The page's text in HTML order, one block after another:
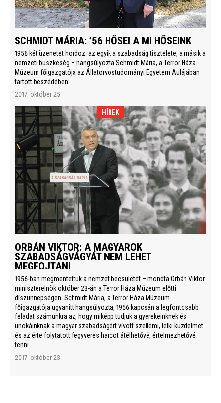
SCHMIDT MÁRIA: ’56 HŐSEI A MI HŐSEINK
1956 két üzenetet hordoz: az egyik a szabadság tisztelete, a másik a
nemzeti büszkeség – hangsúlyozta Schmidt Mária, a Terror Háza
Múzeum főigazgatója az Állatorvostudományi Egyetem Aulájában
tartott beszédében.
2017. október 25.
HÍREK
ORBÁN VIKTOR: A MAGYAROK
SZABADSÁGVÁGYÁT NEM LEHET
MEGFOJTANI
1956-ban megmentettük a nemzet becsületét – mondta Orbán Viktor
miniszterelnök október 23-án a Terror Háza Múzeum előtti
díszünnepségen. Schmidt Mária, a Terror Háza Múzeum
főigazgatója ugyanitt hangsúlyozta, 1956 kapcsán a legfontosabb
feladat számunkra az, hogy miképp tudjuk a gyerekeinknek és
unokáinknak a magyar szabadságért vívott szellemi, lelki küzdelmet
és az érte folytatott fegyveres harcot átélhetővé, értelmezhetővé
tenni.
2017. október 23.